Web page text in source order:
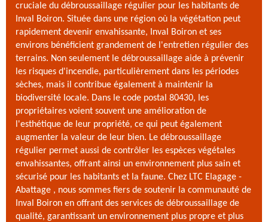
cruciale du débroussaillage régulier pour les habitants de
Inval Boiron. Située dans une région où la végétation peut
rapidement devenir envahissante, Inval Boiron et ses
environs bénéficient grandement de l'entretien régulier des
terrains. Non seulement le débroussaillage aide à prévenir
les risques d'incendie, particulièrement dans les périodes
sèches, mais il contribue également à maintenir la
biodiversité locale. Dans le code postal 80430, les
propriétaires voient souvent une amélioration de
l'esthétique de leur propriété, ce qui peut également
augmenter la valeur de leur bien. Le débroussaillage
régulier permet aussi de contrôler les espèces végétales
envahissantes, offrant ainsi un environnement plus sain et
sécurisé pour les habitants et la faune. Chez LTC Elagage -
Abattage , nous sommes fiers de soutenir la communauté de
Inval Boiron en offrant des services de débroussaillage de
qualité, garantissant un environnement plus propre et plus